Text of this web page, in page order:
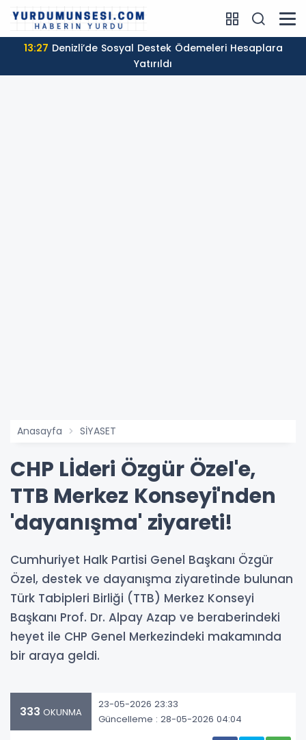
13:27
Yatırıldı
Anasayfa SİYASET
CHP Lİderi Özgür Özel'e,
TTB Merkez Konseyi'nden
'dayanışma' ziyareti!
Cumhuriyet Halk Partisi Genel Başkanı Özgür
Özel, destek ve dayanışma ziyaretinde bulunan
Türk Tabipleri Birliği (TTB) Merkez Konseyi
Başkanı Prof. Dr. Alpay Azap ve beraberindeki
heyet ile CHP Genel Merkezindeki makamında
bir araya geldi.
333 OKUNMA
23-05-2026 23:33
Güncelleme : 28-05-2026 04:04